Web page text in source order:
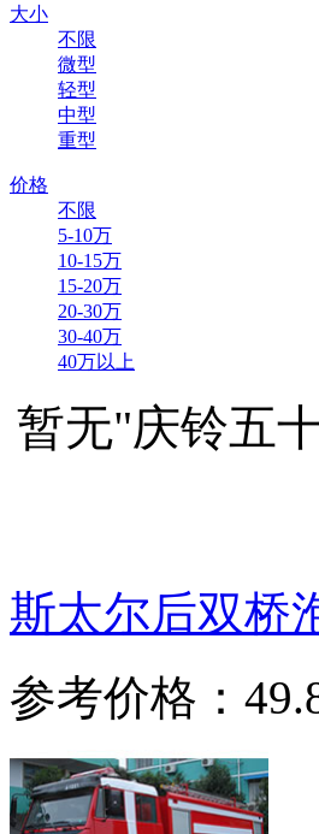
大小
不限
微型
轻型
中型
重型
价格
不限
5-10万
10-15万
15-20万
20-30万
30-40万
40万以上
暂无"庆铃五
斯太尔后双桥
参考价格：